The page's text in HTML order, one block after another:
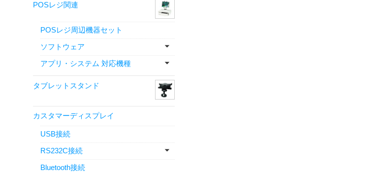
POSレジ関連
POSレジ周辺機器セット
ソフトウェア
アプリ・システム 対応機種
タブレットスタンド
カスタマーディスプレイ
USB接続
RS232C接続
Bluetooth接続